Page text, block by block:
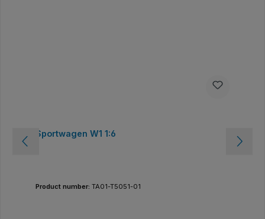
Sportwagen W1 1:6
Product number: TA01-T5051-01